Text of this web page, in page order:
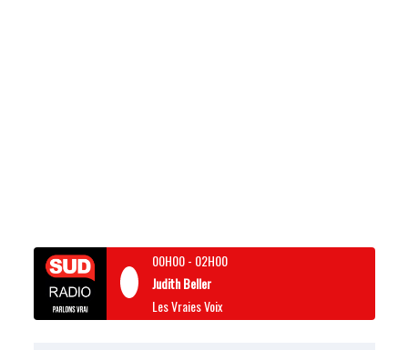
00H00- 02H00
Judith Beller
Les Vraies Voix